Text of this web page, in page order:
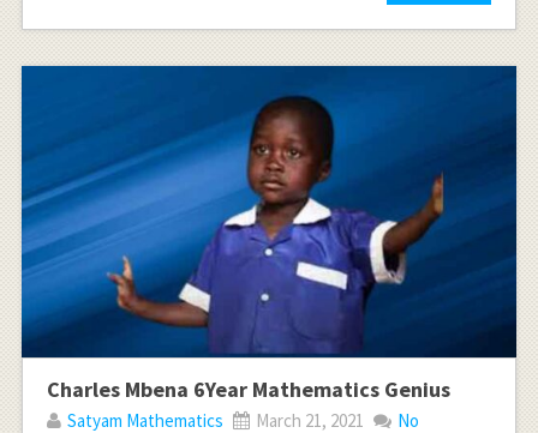
Charles Mbena 6Year Mathematics Genius
Satyam Mathematics March 21, 2021
No